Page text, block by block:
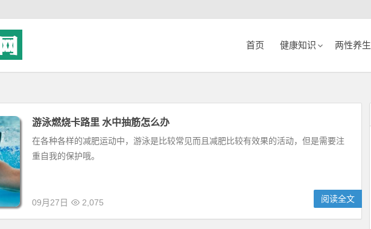
首页 健康知识 两性养生
游泳燃烧卡路里 水中抽筋怎么办
在各种各样的减肥运动中，游泳是比较常见而且减肥比较有效果的活动，但是需要注
重自我的保护哦。
09月27日 2,075 阅读全文